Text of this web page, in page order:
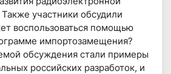
участники обсудили
воспользоваться помощью
импортозамещения?
обсуждения стали примеры
российских разработок, и